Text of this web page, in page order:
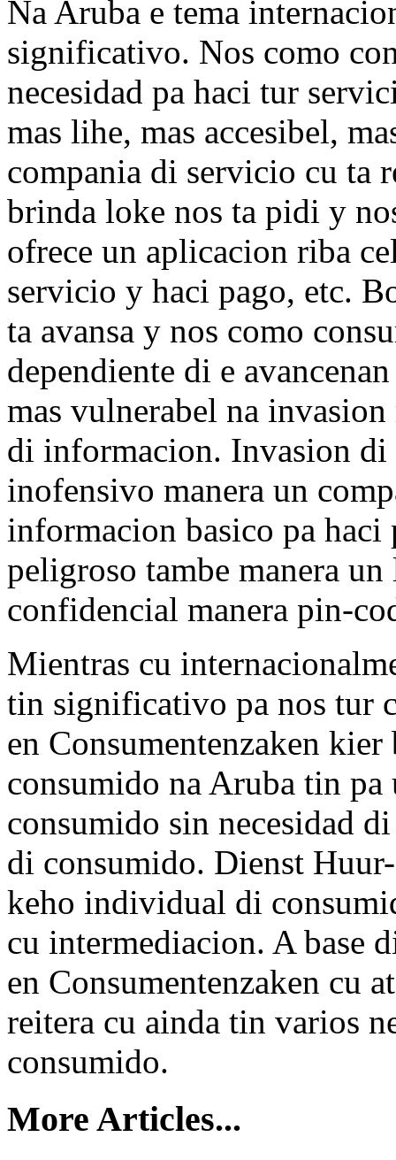
Na Aruba e tema
significativo. Nos como
necesidad pa haci tur
mas lihe, mas accesibel,
compania di servicio cu ta
brinda loke nos ta pidi y
ofrece un aplicacion riba
servicio y haci pago, etc.
ta avansa y nos como
dependiente di e
mas vulnerabel na
di informacion. Invasion
inofensivo manera un
informacion basico pa
peligroso tambe manera
confidencial manera pin-
Mientras cu
tin significativo pa nos tur
en Consumentenzaken kier
consumido na Aruba tin
consumido sin necesidad
di consumido. Dienst
keho individual di
cu intermediacion. A base
en Consumentenzaken cu
reitera cu ainda tin varios
consumido.
More Articles...